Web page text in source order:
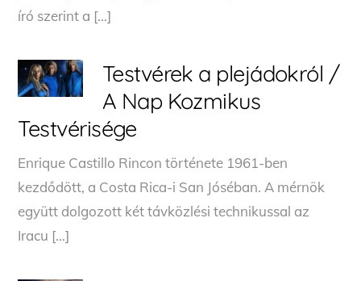
író szerint a […]
Testvérek a plejádokról /
A Nap Kozmikus
Testvérisége
Enrique Castillo Rincon története 1961-ben
kezdődött, a Costa Rica-i San Jóséban. A mérnök
együtt dolgozott két távközlési technikussal az
Iracu […]